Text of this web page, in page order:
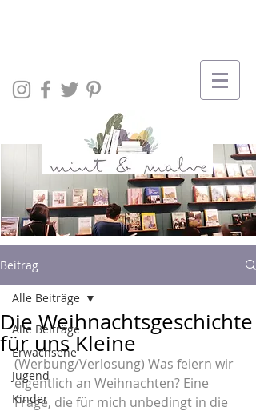
Beitrag
Alle Beiträge
Erwachsene
Jugend
Kinder
Alle Beiträge
Die Weihnachtsgeschichte
für uns Kleine
(Werbung/Verlosung) Was feiern wir
eigentlich an Weihnachten? Eine
Frage, die für mich unbedingt in die